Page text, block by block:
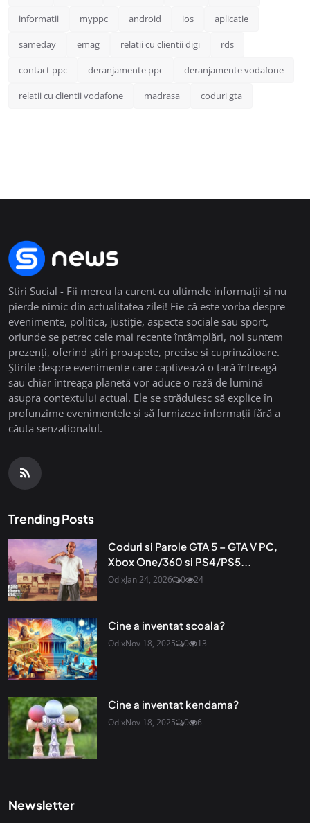
informatii myppc android ios aplicatie
sameday emag relatii cu clientii digi rds
contact ppc deranjamente ppc deranjamente vodafone
relatii cu clientii vodafone madrasa coduri gta
Stiri Sucial - Fii mereu la curent cu ultimele informații și nu
pierde nimic din actualitatea zilei! Fie că este vorba despre
evenimente, politica, justiție, aspecte sociale sau sport,
oriunde se petrec cele mai recente întâmplări, noi suntem
prezenți, oferind știri proaspete, precise și cuprinzătoare.
Știrile despre evenimente care captivează o țară întreagă
sau chiar întreaga planetă vor aduce o rază de lumină
asupra contextului actual. Ele se străduiesc să explice în
profunzime evenimentele și să furnizeze informații fără a
căuta senzaționalul.
Trending Posts
Coduri si Parole GTA 5 – GTA V PC,
Xbox One/360 si PS4/PS5...
OdixJan 24, 2026 0 24
Cine a inventat scoala?
OdixNov 18, 2025 0 13
Cine a inventat kendama?
OdixNov 18, 2025 0 6
Newsletter